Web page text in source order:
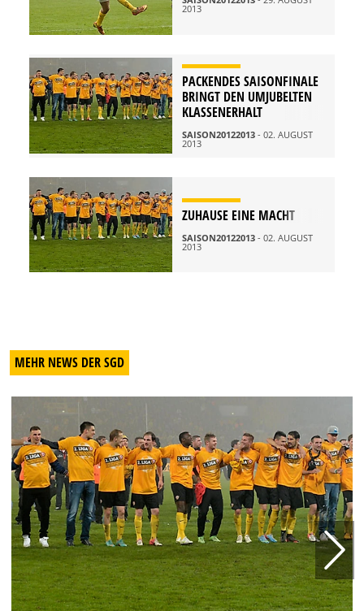
2013
PACKENDES SAISONFINALE
BRINGT DEN UMJUBELTEN
KLASSENERHALT
SAISON20122013 - 02. AUGUST
2013
ZUHAUSE EINE MACHT
SAISON20122013 - 02. AUGUST
2013
MEHR NEWS DER SGD